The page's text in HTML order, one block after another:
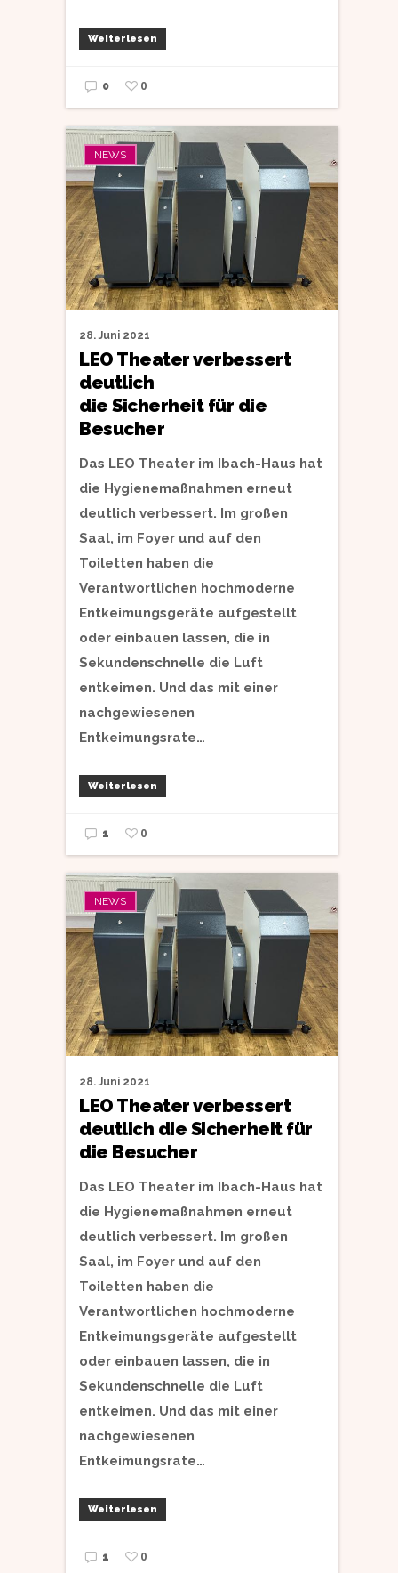
Weiterlesen
0 0
NEWS
28. Juni 2021
LEO Theater verbessert
deutlich
die Sicherheit für die
Besucher
Das LEO Theater im Ibach-Haus hat
die Hygienemaßnahmen erneut
deutlich verbessert. Im großen
Saal, im Foyer und auf den
Toiletten haben die
Verantwortlichen hochmoderne
Entkeimungsgeräte aufgestellt
oder einbauen lassen, die in
Sekundenschnelle die Luft
entkeimen. Und das mit einer
nachgewiesenen
Entkeimungsrate…
Weiterlesen
1 0
NEWS
28. Juni 2021
LEO Theater verbessert
deutlich die Sicherheit für
die Besucher
Das LEO Theater im Ibach-Haus hat
die Hygienemaßnahmen erneut
deutlich verbessert. Im großen
Saal, im Foyer und auf den
Toiletten haben die
Verantwortlichen hochmoderne
Entkeimungsgeräte aufgestellt
oder einbauen lassen, die in
Sekundenschnelle die Luft
entkeimen. Und das mit einer
nachgewiesenen
Entkeimungsrate…
Weiterlesen
1 0